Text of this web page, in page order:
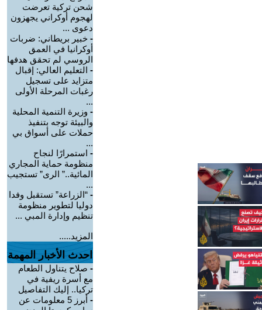
شحن تركية تعرضت
لهجوم أوكراني يجهزون
دعوى ...
- خبير بريطاني: ضربات
أوكرانيا في العمق
الروسي لم تحقق هدفها
- التعليم العالي: إقبال
متزايد على تسجيل
رغبات المرحلة الأولى
...
- وزيرة التنمية المحلية
والبيئة توجه بتنفيذ
حملات على أسواق بي
...
- استمرارًا لنجاح
منظومة حماية المجاري
المائية..” الرى” تستجيب
...
- “الزراعة” تستقبل وفدا
دوليا لتطوير منظومة
تنظيم وإدارة المبي ...
المزيد.....
احدث الأخبار المهمة
- صلاح يتناول الطعام
مع أسرة ريفية في
تركيا.. إليك التفاصيل
-
أبرز 5 معلومات عن